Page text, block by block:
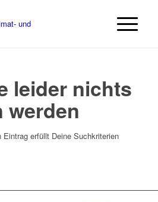
leider nichts
werden
erfüllt Deine Suchkriterien